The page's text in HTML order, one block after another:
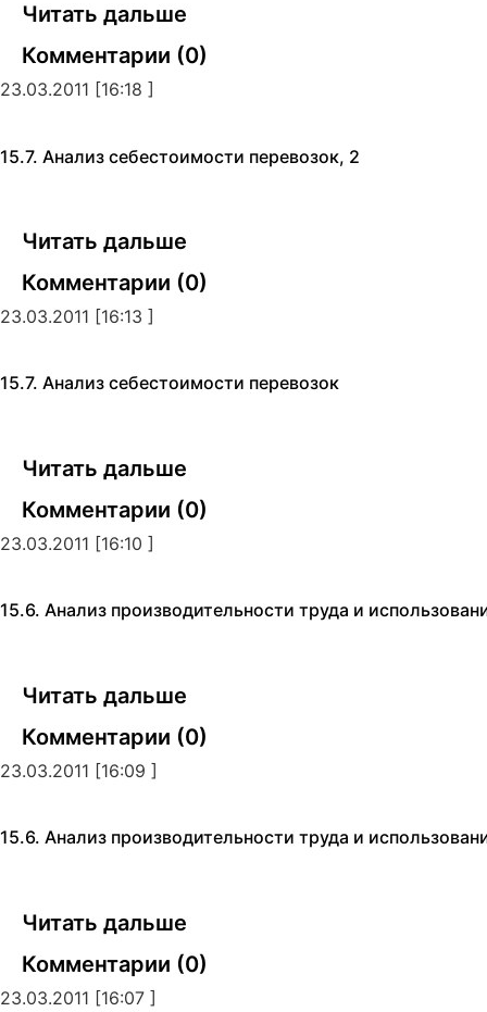
Читать дальше
Комментарии (0)
23.03.2011 [16:18 ]
15.7. Анализ себестоимости перевозок, 2
Читать дальше
Комментарии (0)
23.03.2011 [16:13 ]
15.7. Анализ себестоимости перевозок
Читать дальше
Комментарии (0)
23.03.2011 [16:10 ]
15.6. Анализ производительности труда и
Читать дальше
Комментарии (0)
23.03.2011 [16:09 ]
15.6. Анализ производительности труда и
Читать дальше
Комментарии (0)
23.03.2011 [16:07 ]